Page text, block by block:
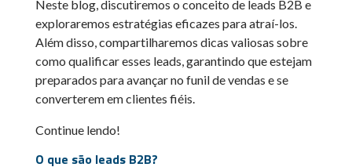
Neste blog, discutiremos o conceito de leads B2B e
exploraremos estratégias eficazes para atraí-los.
Além disso, compartilharemos dicas valiosas sobre
como qualificar esses leads, garantindo que estejam
preparados para avançar no funil de vendas e se
converterem em clientes fiéis.
Continue lendo!
O que são leads B2B?